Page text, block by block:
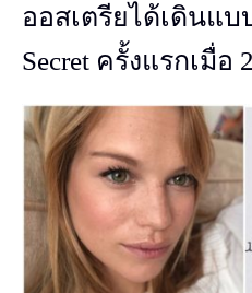
ออสเตรียได้เดินแบ
Secret ครั้งแรกเมื่อ